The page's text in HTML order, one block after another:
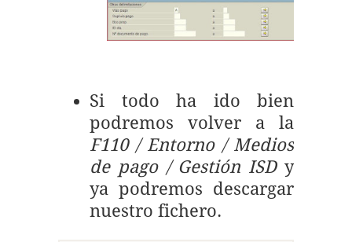
Si todo ha ido bien
podremos volver a la
F110 / Entorno / Medios
de pago / Gestión ISDy
ya podremos descargar
nuestro fichero.